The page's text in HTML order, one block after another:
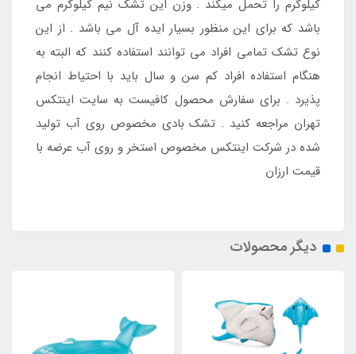
کیلوگرم را تحمل میکند . وزن این تشک نیم کیلوگرم می
باشد که برای این منظور بسیار ایده آل می باشد . از این
نوع تشک تمامی افراد می توانند استفاده کنند که البته به
هنگام استفاده افراد کم سن و سال باید با احتیاط انجام
پذیرد . برای سفارش محصول کافیست به سایت اینتکس
تهران مراجعه کنید . تشک بادی مخصوص روی آب تولید
شده در شرکت اینتکس مخصوص استخر و روی آب عرضه با
قیمت ارزان
دیگر محصولات